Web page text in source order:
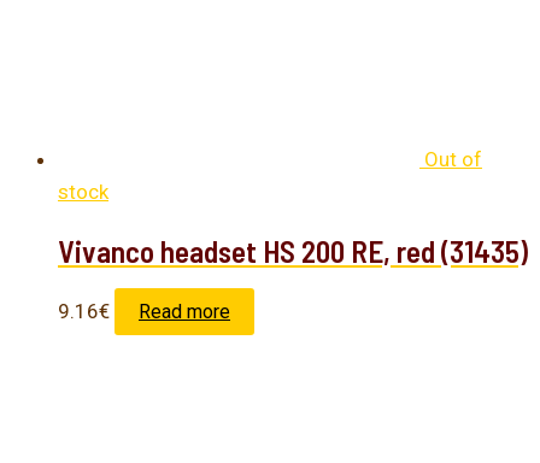
Out of
stock
Vivanco headset HS 200 RE, red (31435)
9.16€ Read more